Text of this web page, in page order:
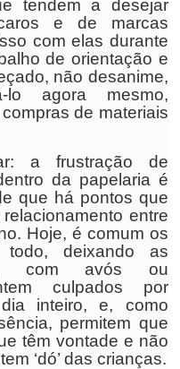
tendem a desejar
e de marcas
com elas durante
de orientação e
não desanime,
agora mesmo,
de materiais
a frustração de
da papelaria é
que há pontos que
entre
Hoje, é comum os
deixando as
com avós ou
culpados por
inteiro, e, como
permitem que
têm vontade e não
‘dó’ das crianças.